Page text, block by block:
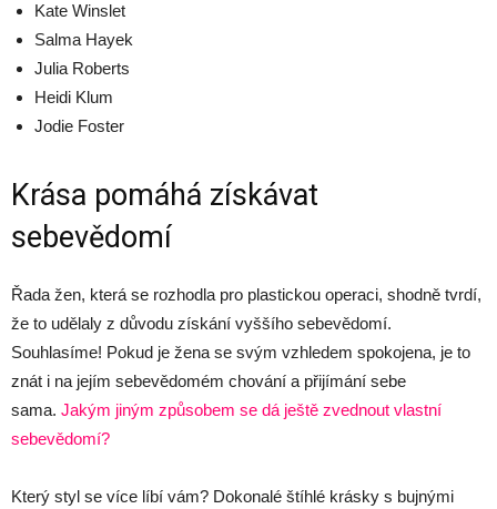
Kate Winslet
Salma Hayek
Julia Roberts
Heidi Klum
Jodie Foster
Krása pomáhá získávat
sebevědomí
Řada žen, která se rozhodla pro plastickou operaci, shodně tvrdí,
že to udělaly z důvodu získání vyššího sebevědomí.
Souhlasíme! Pokud je žena se svým vzhledem spokojena, je to
znát i na jejím sebevědomém chování a přijímání sebe
sama. Jakým jiným způsobem se dá ještě zvednout vlastní
sebevědomí?
Který styl se více líbí vám? Dokonalé štíhlé krásky s bujnými